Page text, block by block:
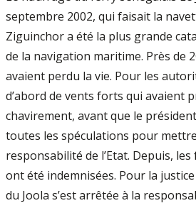
septembre 2002, qui faisait la
Ziguinchor a été la plus grande
de la navigation maritime. Près de
avaient perdu la vie. Pour les
d’abord de vents forts qui avaient
chavirement, avant que le
toutes les spéculations pour
responsabilité de l’Etat. Depuis,
ont été indemnisées. Pour la
du Joola s’est arrêtée à la